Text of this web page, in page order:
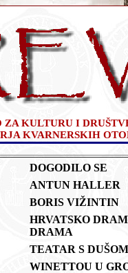
ZA KULTURU I
KVARNERSKIH
DOGODILO SE
ANTUN HALLER
BORIS VIŽINTIN
HRVATSKO
DRAMA
TEATAR S DUŠOM
WINETTOU U